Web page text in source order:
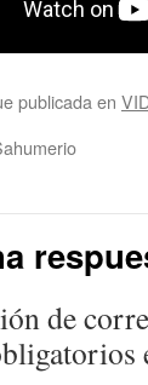
publicada en
de